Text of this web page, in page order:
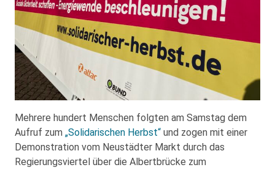
Mehrere hundert Menschen folgten am Samstag dem
Aufruf zum „Solidarischen Herbst“ und zogen mit einer
Demonstration vom Neustädter Markt durch das
Regierungsviertel über die Albertbrücke zum